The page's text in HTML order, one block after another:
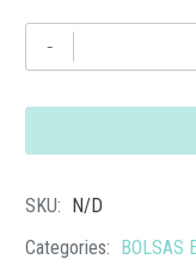
-
008
cantidad
SKU: N/D
Categories: BOLSAS